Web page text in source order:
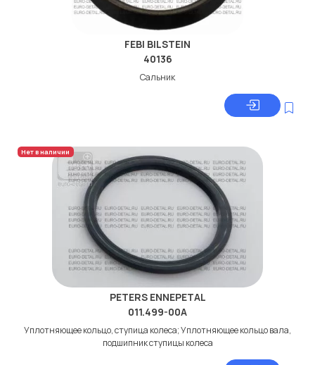
FEBI BILSTEIN
40136
Сальник
Нет в наличии
PETERS ENNEPETAL
011.499-00A
Уплотняющее кольцо, ступица колеса; Уплотняющее кольцо вала,
подшипник ступицы колеса